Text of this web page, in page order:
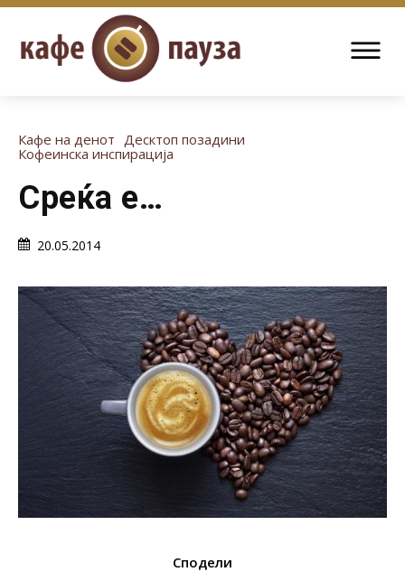
Кафе на денот Десктоп позадини
Кофеинска инспирација
Среќа е…
20.05.2014
Сподели